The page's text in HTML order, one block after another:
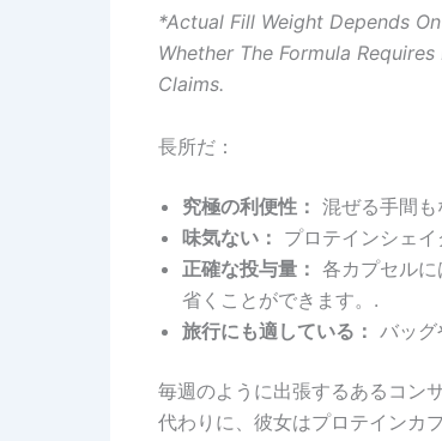
*Actual Fill Weight Depends
Whether The Formula
Claims.
長所だ：
究極の利便性： 混ぜる手間
味気ない： プロテインシェ
正確な投与量： 各カプセル
省くことができます。.
旅行にも適している： バッ
毎週のように出張するあるコン
代わりに、彼女はプロテインカ